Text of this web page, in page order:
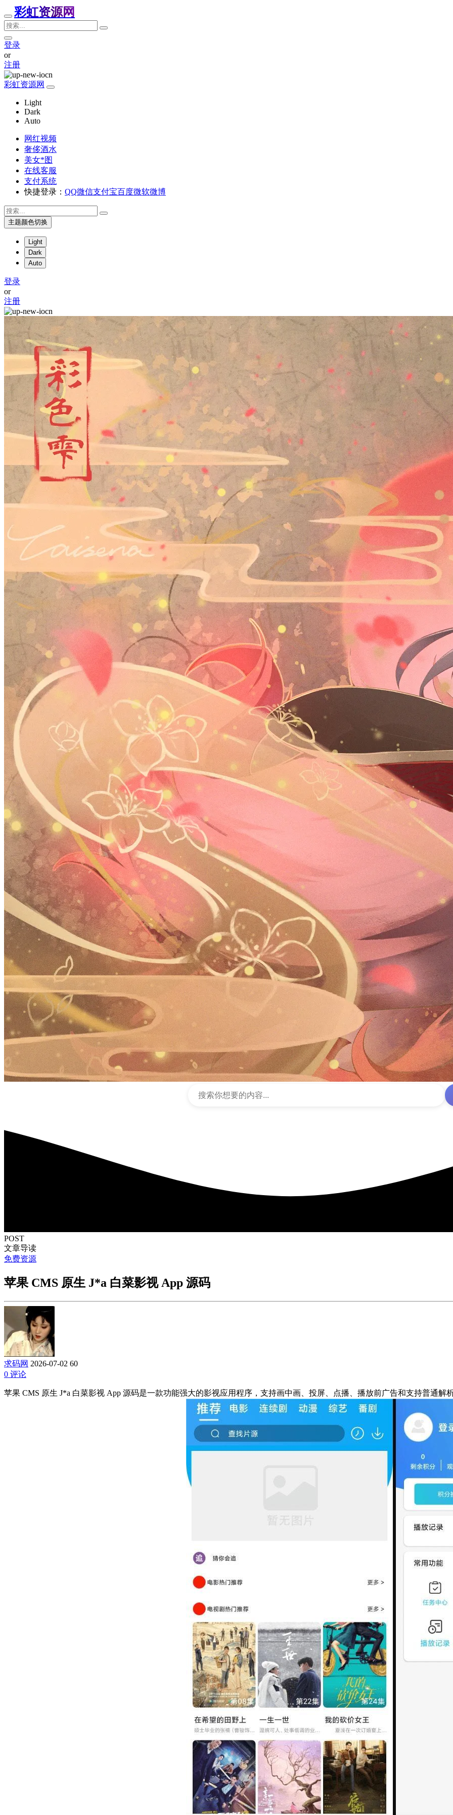
彩虹资源网
登录
or
注册
彩虹资源网
Light
Dark
Auto
网红视频
奢侈酒水
美女*图
在线客服
支付系统
快捷登录： QQ微信支付宝百度微软微博
主题颜色切换
Light
Dark
Auto
登录
or
注册
POST
文章导读
免费资源
苹果 CMS 原生 J*a 白菜影视 App 源码
求码网 2026-07-02 60
0 评论
苹果 CMS 原生 J*a 白菜影视 App 源码是一款功能强大的影视应用程序，支持画中画、投屏、点播、播放前广告和支持普通